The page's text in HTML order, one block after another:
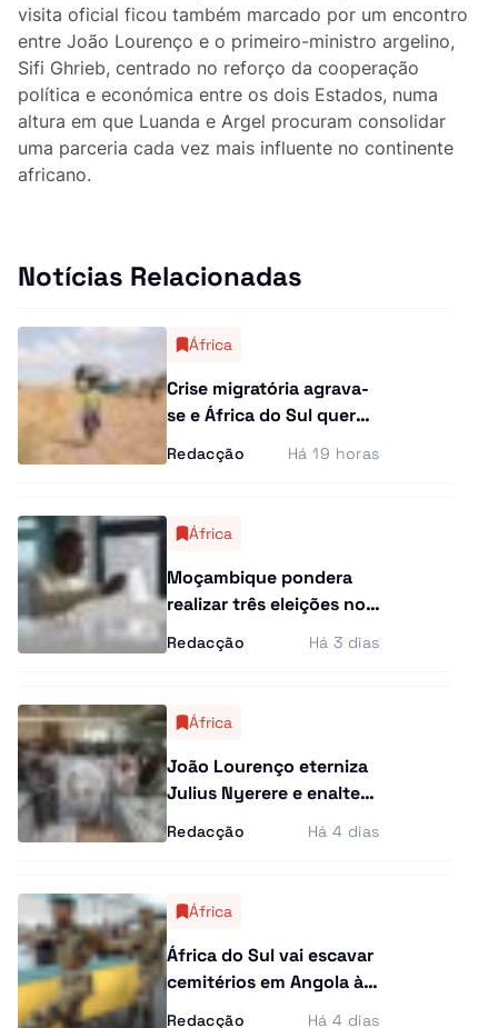
Curiosidades
Entrevistas
Última Hora
Gastronomia
visita oficial ficou também marcado por um encontro
entre João Lourenço e o primeiro-ministro argelino,
Sifi Ghrieb, centrado no reforço da cooperação
política e económica entre os dois Estados, numa
altura em que Luanda e Argel procuram consolidar
uma parceria cada vez mais influente no continente
africano.
Notícias Relacionadas
África
Crise migratória agrava-
se e África do Sul quer
continente
Redacção Há 19 horas
África
Moçambique pondera
realizar três eleições no
Redacção Há 3 dias
África
João Lourenço eterniza
Julius Nyerere e enaltece
papel na libertação da
África Austral
Redacção Há 4 dias
África
África do Sul vai escavar
cemitérios em Angola à
Redacção Há 4 dias